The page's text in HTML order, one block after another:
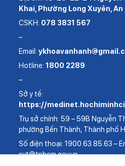
Khai, Phường Long Xuyên, An
CSKH: 078 3831 567
–
Email:
Hotline: 1800 2289
–
Sở y tế:
https://
Trụ sở chính: 59 – 59B Nguyễn
phường Bến Thành, Thành phố
Số điện thoại: 1900.63.85.63 –
syt@tphcm.gov.vn